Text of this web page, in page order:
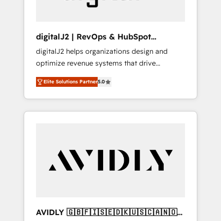
digitalJ2 | RevOps & HubSpot
Implementations
digitalJ2 helps organizations design and
optimize revenue systems that drive
scalable, predictable growth. As a triple-
accredited HubSpot Solutions Partner, we
specialize in both strategic RevOps planning
and hands-on technical execution - building
Services - Managed IT (MSP) - Franchises -
Professional Services - And more! How we
Custom integrations and workflow
Elite Solutions Partner5.0
AVIDLY 🇬🇧🇫🇮🇸🇪🇩🇰🇺🇸🇨🇦🇳🇴